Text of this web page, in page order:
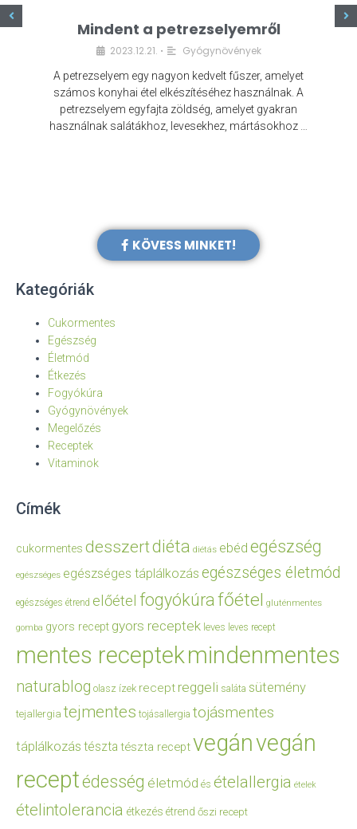
Mindent a petrezselyemről
2023.12.21. • Gyógynövények
A petrezselyem egy nagyon kedvelt fűszer, amelyet
számos konyhai étel elkészítéséhez használnak. A
petrezselyem egyfajta zöldség, amelyet gyakran
használnak salátákhoz, levesekhez, mártásokhoz …
KÖVESS MINKET!
Kategóriák
Cukormentes
Egészség
Életmód
Étkezés
Fogyókúra
Gyógynövények
Megelőzés
Receptek
Vitaminok
Címék
cukormentes desszertdiéta diétás ebéd egészség
egészséges egészséges táplálkozás egészséges életmód
egészséges étrend előétel fogyókúrafőétel gluténmentes
gomba gyors recept gyors receptek leves leves recept
mentes receptekmindenmentes
naturablog olasz ízek recept reggeli saláta sütemény
tejallergia tejmentes tojásallergia tojásmentes
táplálkozás tészta tészta receptvegánvegán
receptédesség életmód és ételallergia ételek
ételintolerancia étkezés étrend őszi recept